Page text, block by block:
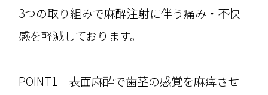
3つの取り組みで麻酔注射に伴う痛み・不快
感を軽減しております。
POINT1 表面麻酔で歯茎の感覚を麻痺させ